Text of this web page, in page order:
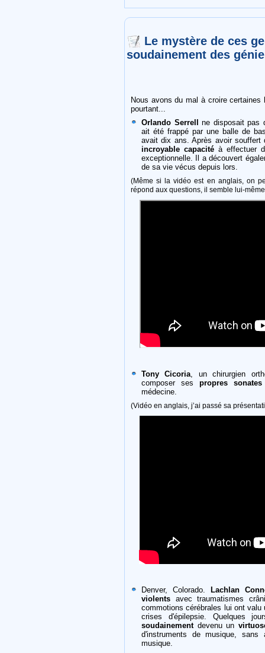
Le mystère de ces
soudainement des
Nous avons du mal à croire
pourtant...
Orlando Serrell
ne disposait pas
ait été frappé par une balle de
avait dix ans. Après avoir
incroyable capacité à effectuer
exceptionnelle. Il a découvert
de sa vie vécus depuis lors.
(Même si la vidéo est en anglais, on
répond aux questions, il semble lui-
Tony Cicoria , un chirurgien
composer ses propres sonates
médecine.
(Vidéo en anglais, j’ai passé sa
Denver, Colorado.
Lachlan
violents avec traumatismes
commotions cérébrales lui ont
crises d'épilepsie. Quelques
soudainementdevenu un
d'instruments de musique,
musique.